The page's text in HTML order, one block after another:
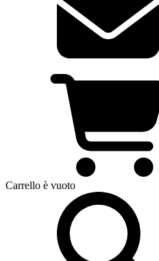
Carrello è vuoto